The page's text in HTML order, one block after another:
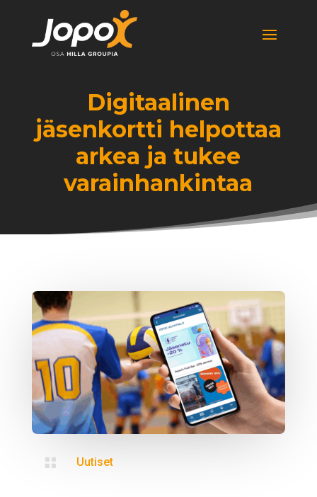
Digitaalinen
jäsenkortti helpottaa
arkea ja tukee
varainhankintaa
 Uutiset